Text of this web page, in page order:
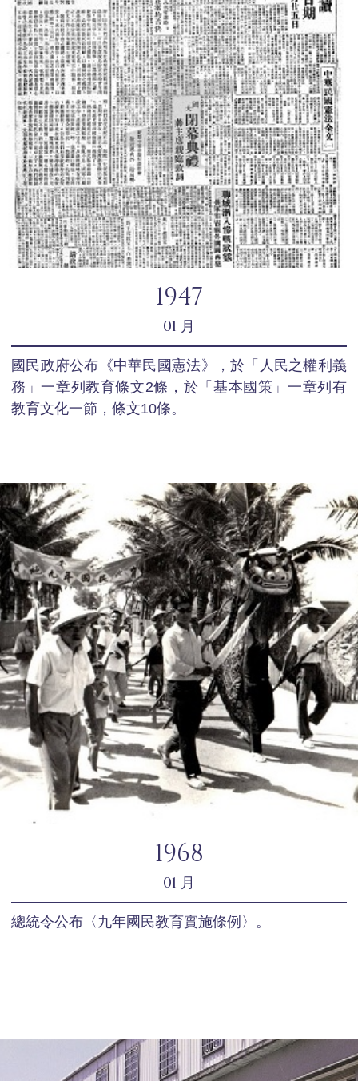
1947
01 月
國民政府公布《中華民國憲法》，於「人民之權利義
務」一章列教育條文2條，於「基本國策」一章列有
教育文化一節，條文10條。
1968
01 月
總統令公布〈九年國民教育實施條例〉。